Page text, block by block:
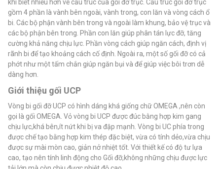
khi biết nhiều hơn về cấu trúc của gối đỡ trục. Cấu trúc gối đỡ trục
gồm 4 phần là vành bên ngoài, vành trong, con lăn và vòng cách ổ
bi. Các bộ phận vành bên trong và ngoài làm khung, bảo vệ trục và
các bộ phận bên trong. Phần con lăn giúp phân tán lực đỡ, tăng
cường khả năng chịu lực. Phần vòng cách giúp ngăn cách, định vị
rãnh bi để tạo khoảng cách cố định. Ngoài ra, một số gối đỡ có cả
phớt như một tấm chắn giúp ngăn bụi và để giúp việc bôi trơn dễ
dàng hơn.
Giới thiệu gối UCP
Vòng bi gối đỡ UCP có hình dáng khá giống chữ OMEGA ,nên còn
gọi là gối OMEGA. Vỏ vòng bi UCP được đúc bằng hợp kim gang
chịu lực,khá bên,ít nứt khi bị va đập mạnh. Vòng bi UC phía trong
được chế tạo bằng hợp kim thép đặc biệt, vừa có tính dẻo,vừa chịu
được sự mài mòn cao, giản nở nhiệt tốt. Với thiết kế có độ tư lựa
cao, tạo nên tính linh động cho Gối đỡ,không những chịu được lực